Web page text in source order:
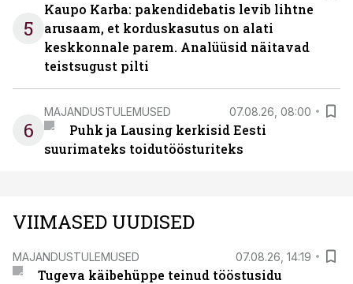
5
Kaupo Karba: pakendidebatis levib lihtne
arusaam, et korduskasutus on alati
keskkonnale parem. Analüüsid näitavad
teistsugust pilti
6
MAJANDUSTULEMUSED 07.08.26, 08:00
Puhk ja Lausing kerkisid Eesti
suurimateks toidutöösturiteks
VIIMASED UUDISED
MAJANDUSTULEMUSED 07.08.26, 14:19
Tugeva käibehüppe teinud tööstusidu